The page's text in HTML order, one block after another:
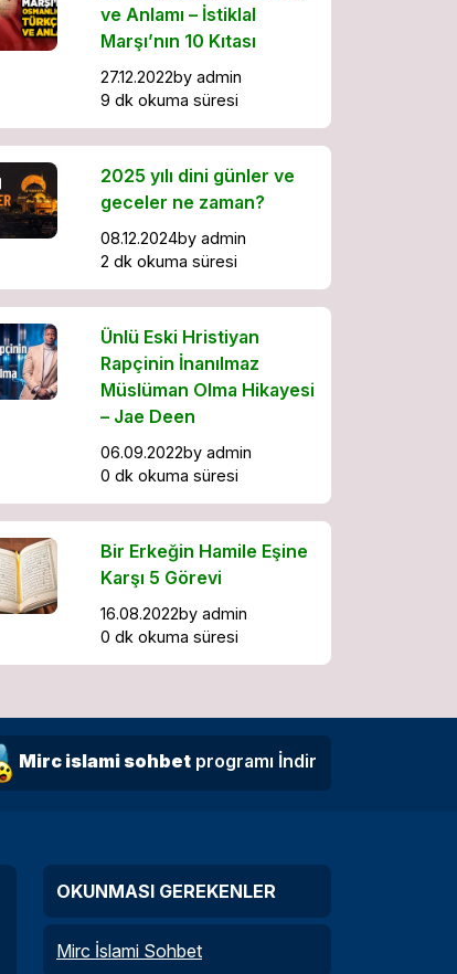
ve Anlamı – İstiklal
Marşı’nın 10 Kıtası
27.12.2022by admin
9 dk okuma süresi
2025 yılı dini günler ve
geceler ne zaman?
08.12.2024by admin
2 dk okuma süresi
Ünlü Eski Hristiyan
Rapçinin İnanılmaz
Müslüman Olma Hikayesi
– Jae Deen
06.09.2022by admin
0 dk okuma süresi
Bir Erkeğin Hamile Eşine
Karşı 5 Görevi
16.08.2022by admin
0 dk okuma süresi
Mirc islami sohbet programı İndir
OKUNMASI GEREKENLER
Mirc İslami Sohbet